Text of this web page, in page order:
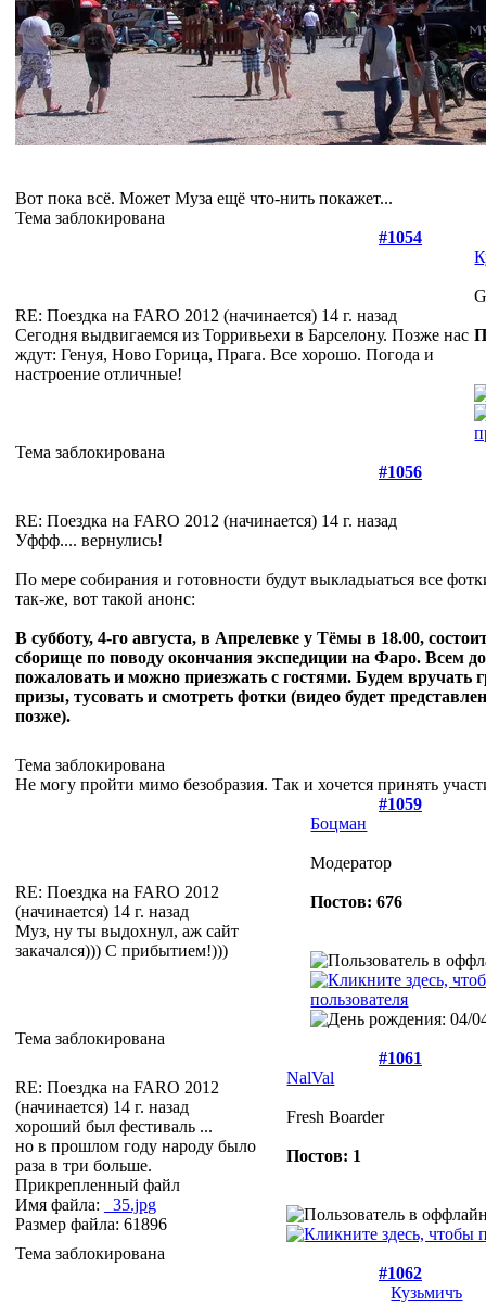
Вот пока всё. Может Муза ещё что-нить покажет...
Тема заблокирована
#1054
RE: Поездка на FARO 2012 (начинается) 14 г. назад
Сегодня выдвигаемся из Торривьехи в Барселону. Позже нас
ждут: Генуя, Ново Горица, Прага. Все хорошо. Погода и
настроение отличные!
Тема заблокирована
#1056
RE: Поездка на FARO 2012 (начинается) 14 г. назад
Уффф.... вернулись!
По мере собирания и готовности будут выкладыаться все
так-же, вот такой анонс:
В субботу, 4-го августа, в Апрелевке у Тёмы в 18.00,
сборище по поводу окончания экспедиции на Фаро. Всем
пожаловать и можно приезжать с гостями. Будем вручать
призы, тусовать и смотреть фотки (видео будет
позже).
Тема заблокирована
Не могу пройти мимо безобразия. Так и хочется принять
#1059
RE: Поездка на FARO 2012
(начинается) 14 г. назад
Муз, ну ты выдохнул, аж сайт
закачался))) С прибытием!)))
Боцман
Модератор
Постов: 676
Тема заблокирована
#1061
RE: Поездка на FARO 2012
(начинается) 14 г. назад
хороший был фестиваль ...
но в прошлом году народу было
раза в три больше.
Прикрепленный файл
Имя файла:
_35.jpg
Размер файла: 61896
NalVal
Fresh Boarder
Постов: 1
Тема заблокирована
#1062
Кузьмичъ